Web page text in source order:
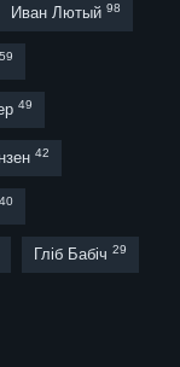
Иван Лютый 98
59
49
42
40
Гліб Бабіч 29